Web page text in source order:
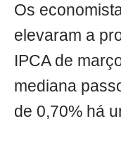
Os
elevaram a
IPCA de
mediana
de 0,70% há